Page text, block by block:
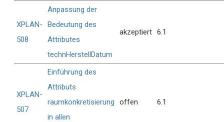
XPLAN-
508
Anpassung der
Bedeutung des
Attributes
technHerstellDatum
akzeptiert 6.1
XPLAN-
507
Einführung des
Attributs
raumkonkretisierung
in allen
offen 6.1